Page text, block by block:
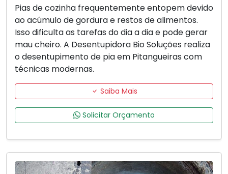
Pias de cozinha frequentemente entopem devido
ao acúmulo de gordura e restos de alimentos.
Isso dificulta as tarefas do dia a dia e pode gerar
mau cheiro. A Desentupidora Bio Soluções realiza
o desentupimento de pia em Pitangueiras com
técnicas modernas.
Saiba Mais
Solicitar Orçamento